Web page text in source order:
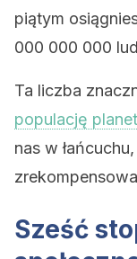
piątym
000 000 000
Ta liczba
populację
nas w
Sześć